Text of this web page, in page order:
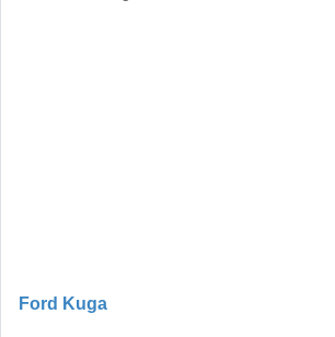
Ford Kuga